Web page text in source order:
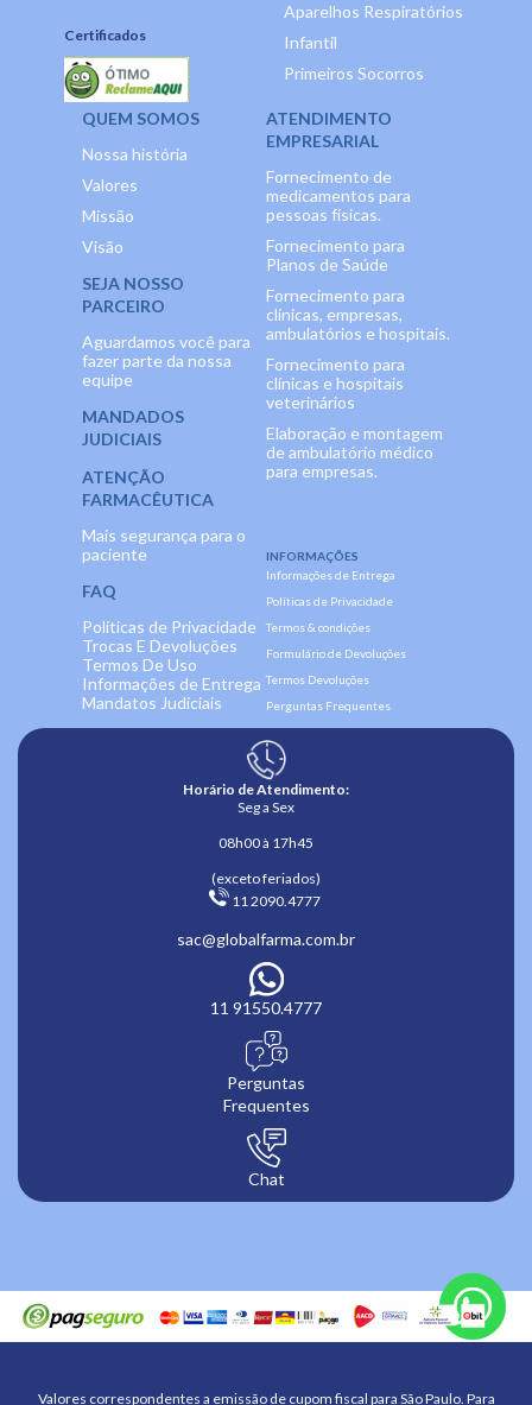
Certificados
Aparelhos Respiratórios
Infantil
Primeiros Socorros
QUEM SOMOS
Nossa história
Valores
Missão
Visão
SEJA NOSSO
PARCEIRO
Aguardamos você para
fazer parte da nossa
equipe
MANDADOS
JUDICIAIS
ATENÇÃO
FARMACÊUTICA
Mais segurança para o
paciente
FAQ
Políticas de Privacidade
Trocas E Devoluções
Termos De Uso
Informações de Entrega
Mandatos Judiciais
ATENDIMENTO
EMPRESARIAL
Fornecimento de
medicamentos para
pessoas físicas.
Fornecimento para
Planos de Saúde
Fornecimento para
clínicas, empresas,
ambulatórios e hospitais.
Fornecimento para
clínicas e hospitais
veterinários
Elaboração e montagem
de ambulatório médico
para empresas.
INFORMAÇÕES
Informações de Entrega
Políticas de Privacidade
Termos & condições
Formulário de Devoluções
Termos Devoluções
Perguntas Frequentes
Horário de Atendimento:
Seg a Sex
08h00 à 17h45
(exceto feriados)
11 2090.4777
sac@globalfarma.com.br
11 91550.4777
Perguntas
Frequentes
Chat
Valores correspondentes a emissão de cupom fiscal para São Paulo. Para